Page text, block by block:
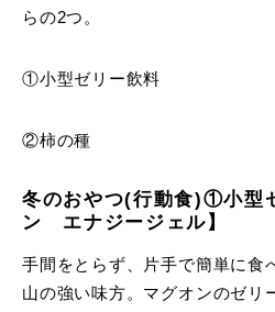
らの2つ。
①小型ゼリー飲料
②柿の種
冬のおやつ(行動食)①小型
ン エナジージェル】
手間をとらず、片手で簡単に食
山の強い味方。マグオンのゼリ